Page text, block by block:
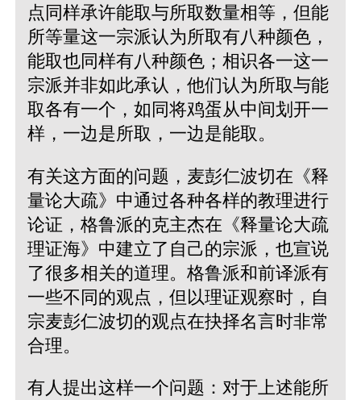
点同样承许能取与所取数量相等，但能
所等量这一宗派认为所取有八种颜色，
能取也同样有八种颜色；相识各一这一
宗派并非如此承认，他们认为所取与能
取各有一个，如同将鸡蛋从中间划开一
样，一边是所取，一边是能取。
有关这方面的问题，麦彭仁波切在《释
量论大疏》中通过各种各样的教理进行
论证，格鲁派的克主杰在《释量论大疏
理证海》中建立了自己的宗派，也宣说
了很多相关的道理。格鲁派和前译派有
一些不同的观点，但以理证观察时，自
宗麦彭仁波切的观点在抉择名言时非常
合理。
有人提出这样一个问题：对于上述能所